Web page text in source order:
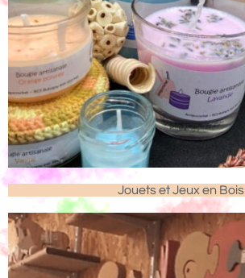
Jouets et Jeux en Bois